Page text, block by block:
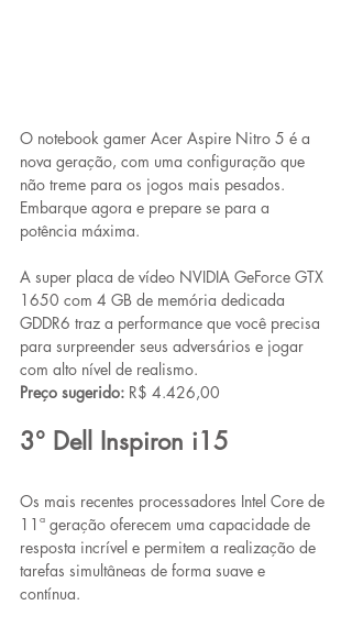
O notebook gamer Acer Aspire Nitro 5 é a
nova geração, com uma configuração que
não treme para os jogos mais pesados.
Embarque agora e prepare se para a
potência máxima.
A super placa de vídeo NVIDIA GeForce GTX
1650 com 4 GB de memória dedicada
GDDR6 traz a performance que você precisa
para surpreender seus adversários e jogar
com alto nível de realismo.
Preço sugerido: R$ 4.426,00
3° Dell Inspiron i15
Os mais recentes processadores Intel Core de
11ª geração oferecem uma capacidade de
resposta incrível e permitem a realização de
tarefas simultâneas de forma suave e
contínua.